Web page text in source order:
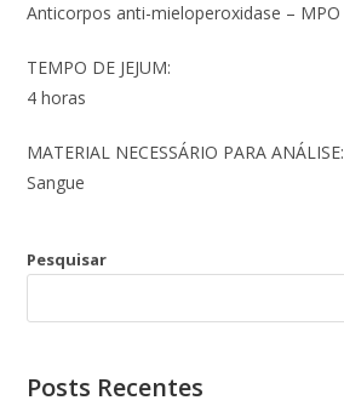
Anticorpos anti-mieloperoxidase – MPO
TEMPO DE JEJUM:
4 horas
MATERIAL NECESSÁRIO PARA ANÁLISE:
Sangue
Pesquisar
Posts Recentes